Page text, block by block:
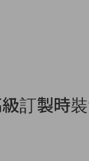
訂製時